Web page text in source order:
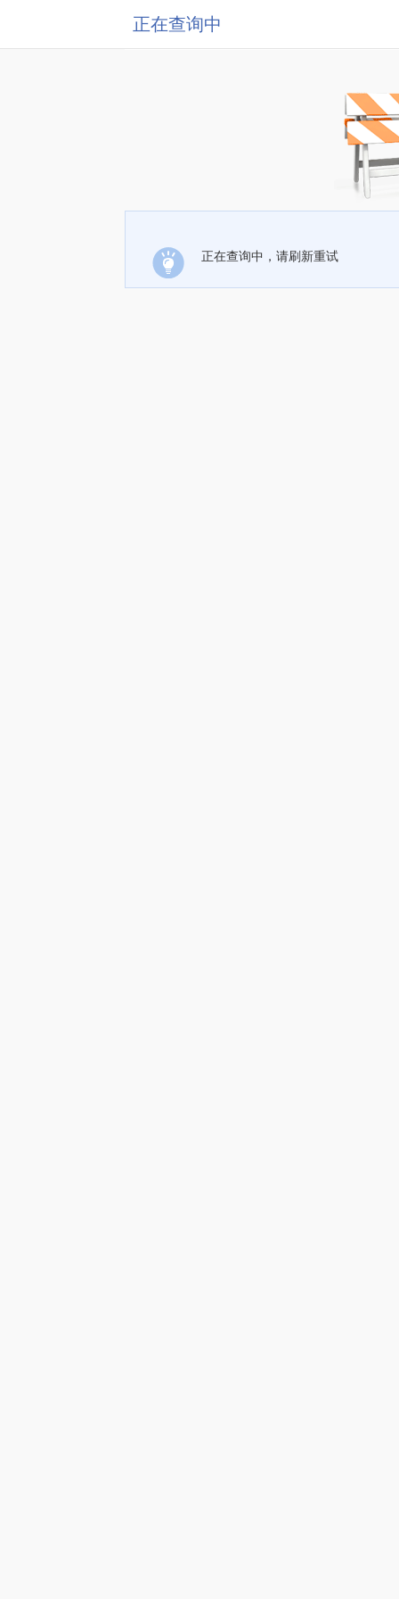
正在查询中
正在查询中，请刷新重试